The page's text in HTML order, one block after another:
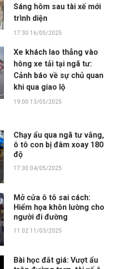
Sáng hôm sau tài xế mới
trình diện
17:30 16/05/2025
Xe khách lao thẳng vào
hông xe tải tại ngã tư:
Cảnh báo về sự chủ quan
khi qua giao lộ
19:00 13/05/2025
Chạy ẩu qua ngã tư vắng,
ô tô con bị đâm xoay 180
độ
17:30 04/05/2025
Mở cửa ô tô sai cách:
Hiểm họa khôn lường cho
người đi đường
11:02 11/03/2025
Bài học đắt giá: Vượt ẩu